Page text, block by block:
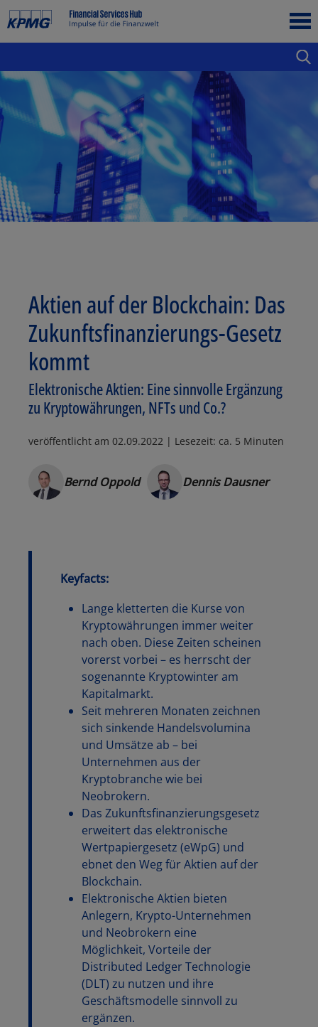
Aktien auf der Blockchain: Das
Zukunftsfinanzierungs-Gesetz
kommt
Elektronische Aktien: Eine sinnvolle Ergänzung
zu Kryptowährungen, NFTs und Co.?
veröffentlicht am 02.09.2022 | Lesezeit: ca. 5 Minuten
Bernd Oppold Dennis Dausner
Keyfacts:
Lange kletterten die Kurse von
Kryptowährungen immer weiter
nach oben. Diese Zeiten scheinen
vorerst vorbei – es herrscht der
sogenannte Kryptowinter am
Kapitalmarkt.
Seit mehreren Monaten zeichnen
sich sinkende Handelsvolumina
und Umsätze ab – bei
Unternehmen aus der
Kryptobranche wie bei
Neobrokern.
Das Zukunftsfinanzierungsgesetz
erweitert das elektronische
Wertpapiergesetz (eWpG) und
ebnet den Weg für Aktien auf der
Blockchain.
Elektronische Aktien bieten
Anlegern, Krypto-Unternehmen
und Neobrokern eine
Möglichkeit, Vorteile der
Distributed Ledger Technologie
(DLT) zu nutzen und ihre
Geschäftsmodelle sinnvoll zu
ergänzen.